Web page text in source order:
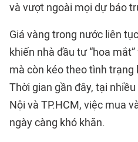
và vượt ngoài mọi dự báo
Giá vàng trong nước liên
khiến nhà đầu tư “hoa
mà còn kéo theo tình trạng
Thời gian gần đây, tại
Nội và TP.HCM, việc mua
ngày càng khó khăn.